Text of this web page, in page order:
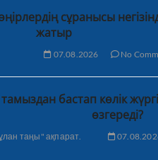
сұранысы
жатыр
07.08.2026 No
бастап көлік
өзгереді?
таңы" ақпарат.